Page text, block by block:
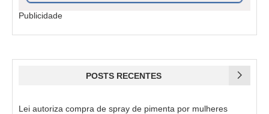
Publicidade
POSTS RECENTES
Lei autoriza compra de spray de pimenta por mulheres